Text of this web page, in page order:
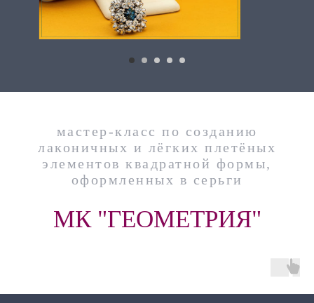
мастер-класс по созданию
лаконичных и лёгких плетёных
элементов квадратной формы,
оформленных в серьги
МК "ГЕОМЕТРИЯ"